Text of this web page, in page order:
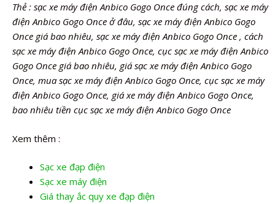
Thẻ : sạc xe máy điện Anbico Gogo Once đúng cách, sạc xe máy
điện Anbico Gogo Once ở đâu, sạc xe máy điện Anbico Gogo
Once giá bao nhiêu, sạc xe máy điện Anbico Gogo Once , cách
sạc xe máy điện Anbico Gogo Once, cục sạc xe máy điện Anbico
Gogo Once giá bao nhiêu, giá sạc xe máy điện Anbico Gogo
Once, mua sạc xe máy điện Anbico Gogo Once, cục sạc xe máy
điện Anbico Gogo Once, giá xe máy điện Anbico Gogo Once,
bao nhiêu tiền cục sạc xe máy điện Anbico Gogo Once
Xem thêm :
Sạc xe đạp điện
Sạc xe máy điện
Giá thay ắc quy xe đạp điện